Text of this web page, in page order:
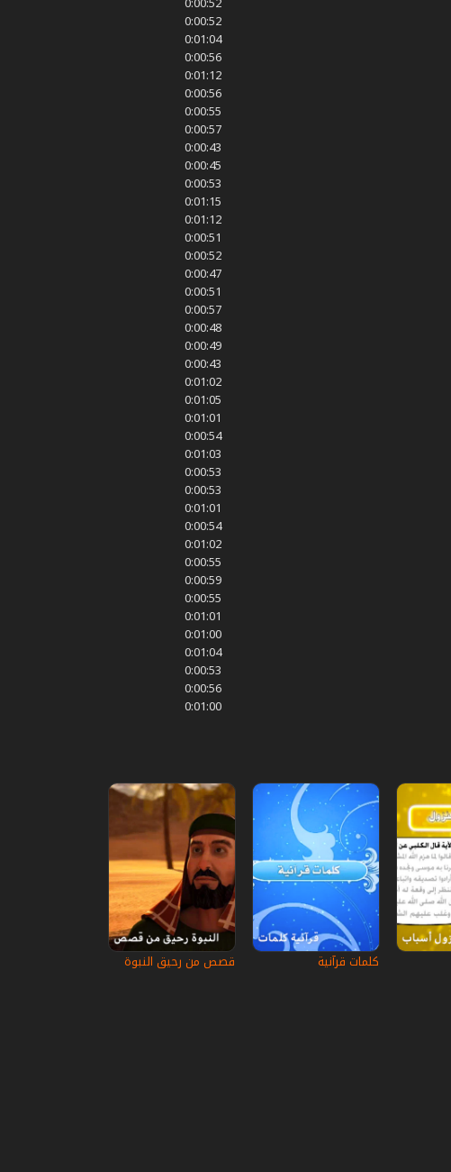
0:00:52
0:01:04
0:00:56
0:01:12
0:00:56
0:00:55
0:00:57
0:00:43
0:00:45
0:00:53
0:01:15
0:01:12
0:00:51
0:00:52
0:00:47
0:00:51
0:00:57
0:00:48
0:00:49
0:00:43
0:01:02
0:01:05
0:01:01
0:00:54
0:01:03
0:00:53
0:00:53
0:01:01
0:00:54
0:01:02
0:00:55
0:00:59
0:00:55
0:01:01
0:01:00
0:01:04
0:00:53
0:00:56
0:01:00
كلمات قرآنية قصص من رحيق النبوة